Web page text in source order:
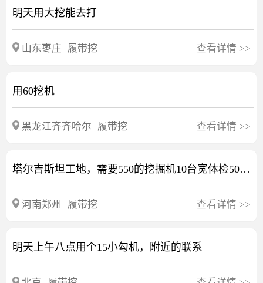
明天用大挖能去打
山东枣庄 履带挖 查看详情 >>
用60挖机
黑龙江齐齐哈尔 履带挖 查看详情 >>
塔尔吉斯坦工地，需要550的挖掘机10台宽体检50台，有愿意出国的联系，，诚信为本，合同签好了
河南郑州 履带挖 查看详情 >>
明天上午八点用个15小勾机，附近的联系